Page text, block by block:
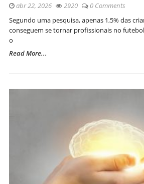
abr 22, 2026 2920
0 Comments
Segundo uma pesquisa, apenas 1,5% das
conseguem se tornar profissionais no
o
Read More...